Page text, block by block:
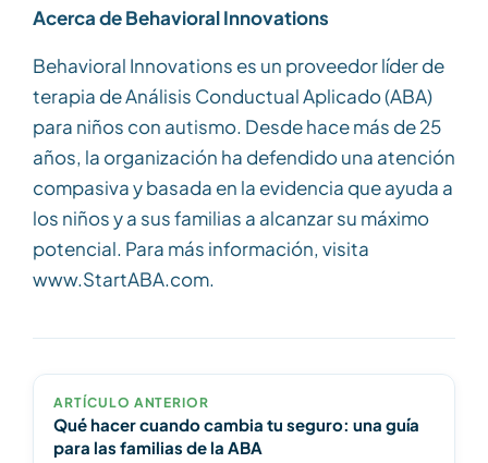
Acerca de Behavioral Innovations
Behavioral Innovations es un proveedor líder de
terapia de Análisis Conductual Aplicado (ABA)
para niños con autismo. Desde hace más de 25
años, la organización ha defendido una atención
compasiva y basada en la evidencia que ayuda a
los niños y a sus familias a alcanzar su máximo
potencial. Para más información, visita
www.StartABA.com.
ARTÍCULO ANTERIOR
Qué hacer cuando cambia tu seguro: una guía
para las familias de la ABA